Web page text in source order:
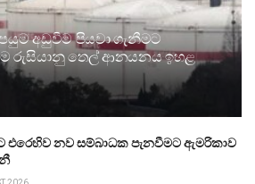
අඩුවීම පියවා ගැනීමට
රුසියානු තෙල් ආනයනය ඉහළ
එරෙහිව නව සම්බාධක පැනවීමට ඇමරිකාව